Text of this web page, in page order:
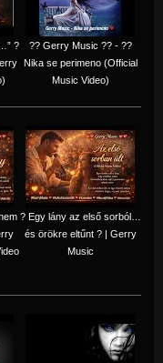
?
?? Gerry Music ?? - ??
Nika se perimeno (Official
Music Video)
? Egy lány az első sorból…
és örökre eltűnt ? | Gerry
Music